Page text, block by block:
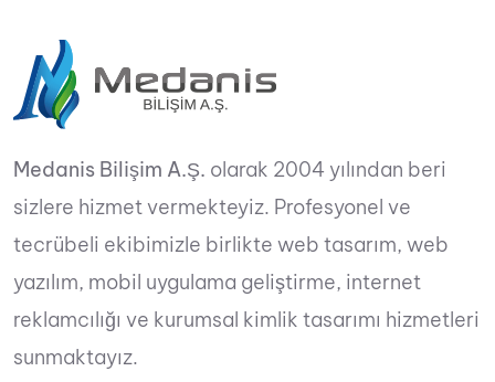
Medanis Bilişim A.Ş. olarak 2004 yılından beri
sizlere hizmet vermekteyiz. Profesyonel ve
tecrübeli ekibimizle birlikte web tasarım, web
yazılım, mobil uygulama geliştirme, internet
reklamcılığı ve kurumsal kimlik tasarımı hizmetleri
sunmaktayız.